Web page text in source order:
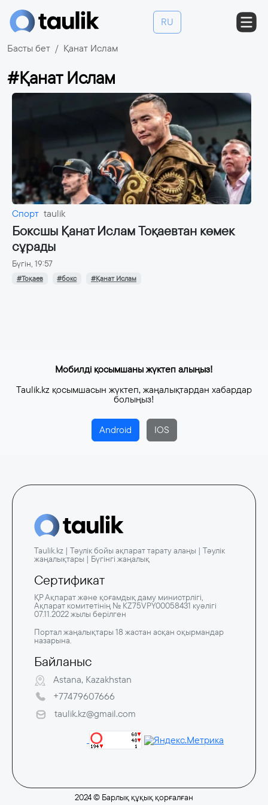
RU
Басты бет Қанат Ислам
#Қанат Ислам
Спорт taulik
Боксшы Қанат Ислам Тоқаевтан көмек
сұрады
Бүгін, 19:57
#Тоқаев #бокс #Қанат Ислам
Мобилді қосымшаны жүктеп алыңыз!
Taulik.kz қосымшасын жүктеп, жаңалықтардан хабардар
болыңыз!
Android IOS
Taulik.kz | Тәулік бойы ақпарат тарату алаңы | Тәулік
жаңалықтары | Бүгінгі жаңалық
Сертификат
ҚР Ақпарат және қоғамдық даму министрлігі,
Ақпарат комитетінің № KZ75VPY00058431 куәлігі
07.11.2022 жылы берілген
Портал жаңалықтары 18 жастан асқан оқырмандар
назарына.
Байланыс
Astana, Kazakhstan
+77479607666
taulik.kz@gmail.com
2024 © Барлық құқық қорғалған